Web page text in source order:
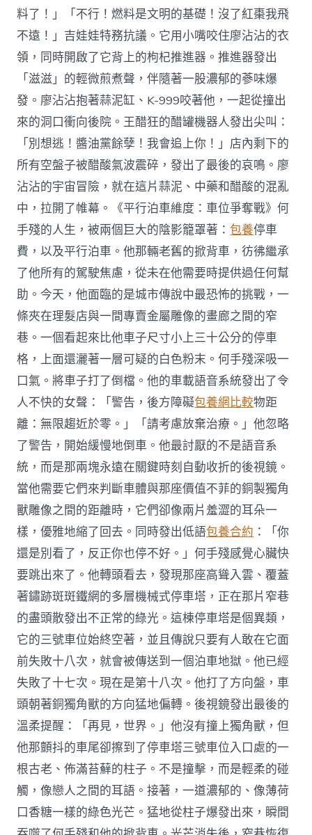
料了！」「不行！燃料是文明的基礎！沒了紅棗我飛
不遠！」吉娃娃特務抗議。它用小嘴咬住廖沾沾的衣
領，同時開啟了它背上的枸杞推進器。推進器發出
「滋滋」的輕微煎煮聲，伴隨著一股濃郁的蔘味爆
發。廖沾沾抱著蒜泥缸、K-999咬著他，一起從撞出
來的洞口衝向後院。王醋狂的醋罐機器人發出尖叫：
「別想逃！醬油黨餘孽！我會追上你！」店內剩下的
所有空盤子被醋酸氣波震碎，發出了最後的哀鳴。廖
沾沾的宇宙冒險，就在這片蒜泥、中藥和醋酸的混亂
中，拉開了帷幕。《平行泊車維度：車位爭奪戰》何
手殘的人生，被兩個巨大的陰影籠罩著：包養停車
費，以及平行泊車。他那輛老舊的掀背車，彷彿繼承
了他所有的駕駛焦慮，從未在他需要時提供過任何幫
助。今天，他面臨的是城市傳說中最恐怖的挑戰，一
條夾在理髮店與一間專賣金屬雕像的畫廊之間的窄
巷。一個看起來比他車子尺寸小上三十公分的停車
格，上面還灑著一層可疑的白色粉末。何手殘深吸一
口氣。將車子打了倒檔。他的車載語音系統發出了令
人不快的女聲：「警告，後方障礙包養網比較物距
離：無限趨近於零。」「請考慮放棄治療。」他忽略
了警告，開始緩慢地倒車。他最討厭的不是語音系
統，而是那兩塊永遠在關鍵時刻自動收折的後視鏡。
當他需要它們來判斷車體與那座價值不菲的銅製獨角
獸雕像之間的距離時，它們卻像兩片羞澀的耳朵一
樣，優雅地縮了回去。同時發出低語包養合約 ：「你
還是別看了，反正你也停不好。」何手殘感覺心臟快
要跳出來了。他轉頭看去，發現那座高聳入雲、覆蓋
著鏽跡斑斑鐵網的多層機械式停車塔，正在那片窄巷
的盡頭散發出不正常的綠光。這棟停車塔是個異類，
它的三號車位始終空著，並且傳說只要有人敢在它面
前失敗十八次，就會被傳送到一個泊車地獄。他已經
失敗了十七次。現在是第十八次。他打了方向盤，車
頭朝著銅獨角獸的方向猛地偏轉。後視鏡發出最後的
溫柔提醒：「再見，世界。」他沒有撞上獨角獸，但
他那顫抖的車尾卻擦到了停車塔三號車位入口處的一
根古老、佈滿苔蘚的柱子。不是撞擊，而是輕柔的碰
觸，像戀人之間的耳語。接著，一道濃郁的、像薄荷
口香糖一樣的綠色光芒。猛地從柱子爆發出來，瞬間